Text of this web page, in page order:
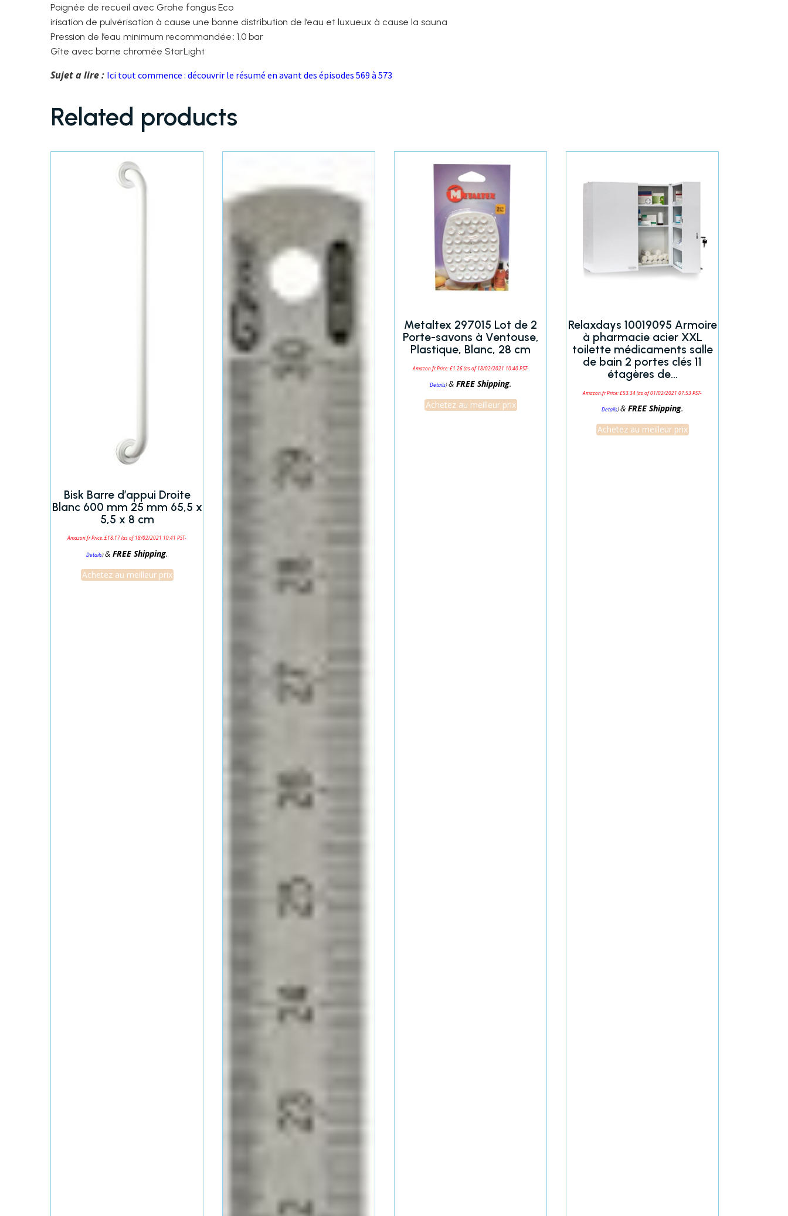
Poignée de recueil avec Grohe fongus Eco
irisation de pulvérisation à cause une bonne distribution de l’eau et luxueux à cause la sauna
Pression de l’eau minimum recommandée : 1,0 bar
Gîte avec borne chromée StarLight
Sujet a lire : Ici tout commence : découvrir le résumé en avant des épisodes 569 à 573
Related products
Bisk Barre d’appui Droite
Blanc 600 mm 25 mm 65,5 x
5,5 x 8 cm
Amazon.fr Price:£18.17(as of 18/02/2021 10:41 PST-
Details)& FREE Shipping.
Achetez au meilleur prix
Metaltex 297015 Lot de 2
Porte-savons à Ventouse,
Plastique, Blanc, 28 cm
Amazon.fr Price:£1.26(as of 18/02/2021 10:40 PST-
Details)& FREE Shipping.
Achetez au meilleur prix
Relaxdays 10019095 Armoire
à pharmacie acier XXL
toilette médicaments salle
de bain 2 portes clés 11
étagères de…
Amazon.fr Price:£53.34(as of 01/02/2021 07:53 PST-
Details)& FREE Shipping.
Achetez au meilleur prix